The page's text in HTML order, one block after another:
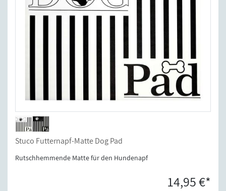
Stuco Futternapf-Matte Dog Pad
Rutschhemmende Matte für den Hundenapf
14,95 €*